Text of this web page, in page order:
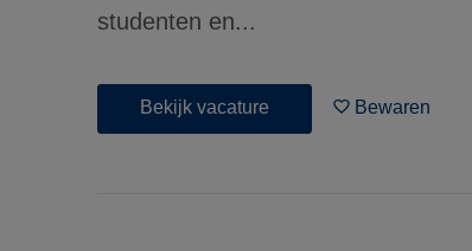
studenten en...
Bekijk vacature Bewaren